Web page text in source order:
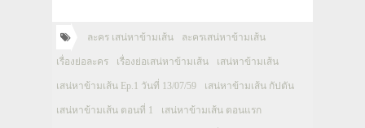
ละคร เสน่หาข้ามเส้น ละครเสน่หาข้ามเส้น
เรื่องย่อละคร เรื่องย่อเสน่หาข้ามเส้น เสน่หาข้ามเส้น
เสน่หาข้ามเส้น Ep.1 วันที่ 13/07/59 เสน่หาข้ามเส้น กัปตัน
เสน่หาข้ามเส้น ตอนที่ 1 เสน่หาข้ามเส้น ตอนแรก